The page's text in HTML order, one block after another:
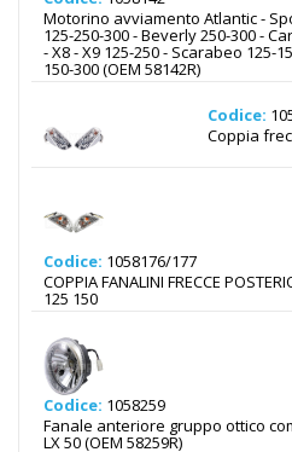
Motorino avviamento Atlantic -
125-250-300 - Beverly 250-300 -
- X8 - X9 125-250 - Scarabeo 125-
150-300 (OEM 58142R)
Codice:
Coppia
Codice: 1058176/177
COPPIA FANALINI FRECCE
125 150
Codice: 1058259
Fanale anteriore gruppo ottico
LX 50 (OEM 58259R)